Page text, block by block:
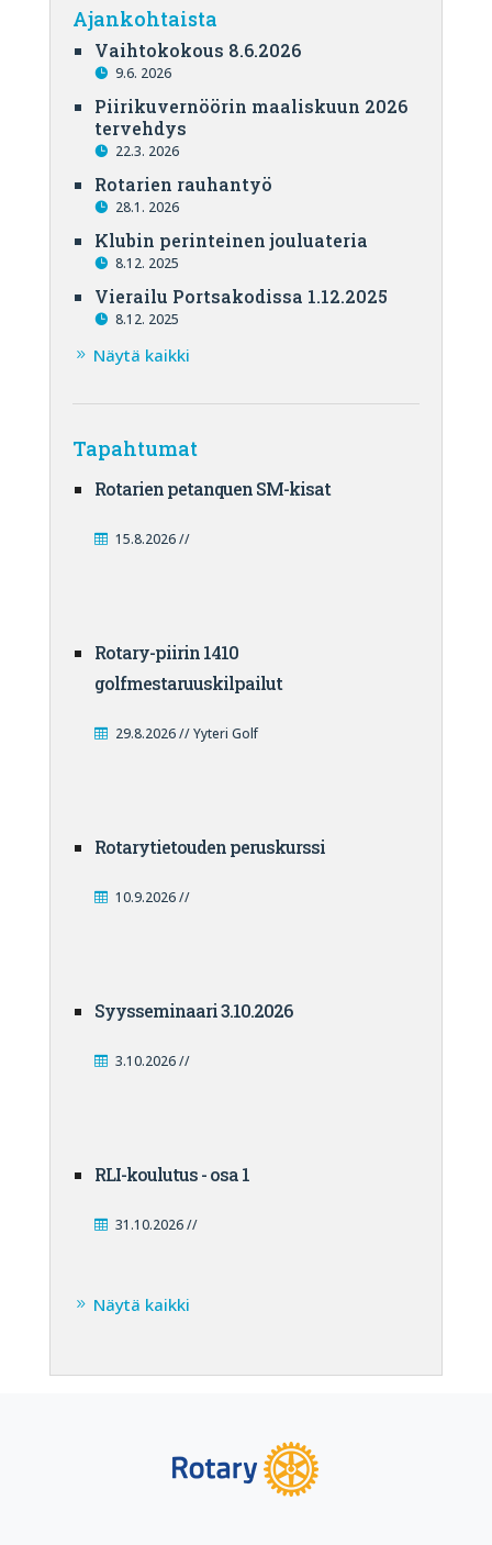
Ajankohtaista
Vaihtokokous 8.6.2026
9.6. 2026
Piirikuvernöörin maaliskuun 2026
tervehdys
22.3. 2026
Rotarien rauhantyö
28.1. 2026
Klubin perinteinen jouluateria
8.12. 2025
Vierailu Portsakodissa 1.12.2025
8.12. 2025
Näytä kaikki
Tapahtumat
Rotarien petanquen SM-kisat
15.8.2026 //
Rotary-piirin 1410
golfmestaruuskilpailut
29.8.2026 // Yyteri Golf
Rotarytietouden peruskurssi
10.9.2026 //
Syysseminaari 3.10.2026
3.10.2026 //
RLI-koulutus - osa 1
31.10.2026 //
Näytä kaikki